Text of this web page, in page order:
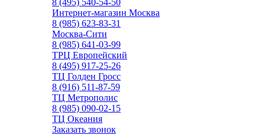
8 (495) 540-54-50
Интернет-магазин Москва
8 (985) 623-83-31
Москва-Сити
8 (985) 641-03-99
ТРЦ Европейский
8 (495) 917-25-26
ТЦ Голден Гросс
8 (916) 511-87-59
ТЦ Метрополис
8 (985) 090-02-15
ТЦ Океания
Заказать звонок